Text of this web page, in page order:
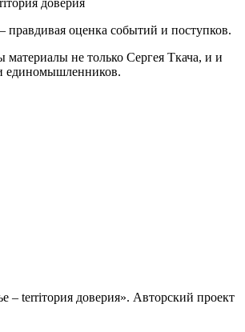
оценка событий и поступков.
материалы не только Сергея Ткача, и и
единомышленников.
– terriтория доверия». Авторский проект